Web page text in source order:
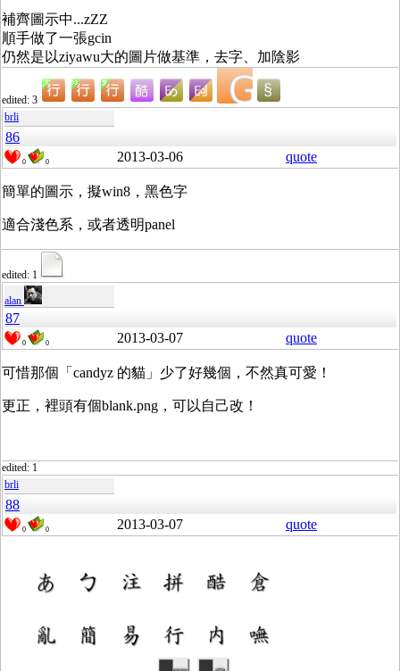
補齊圖示中...zZZ
順手做了一張gcin
仍然是以ziyawu大的圖片做基準，去字、加陰影
edited: 3
brli
86
0 0 2013-03-06 quote
簡單的圖示，擬win8，黑色字
適合淺色系，或者透明panel
edited: 1
alan
87
0 0 2013-03-07 quote
可惜那個「candyz 的貓」少了好幾個，不然真可愛！
更正，裡頭有個blank.png，可以自己改！
edited: 1
brli
88
0 0 2013-03-07 quote